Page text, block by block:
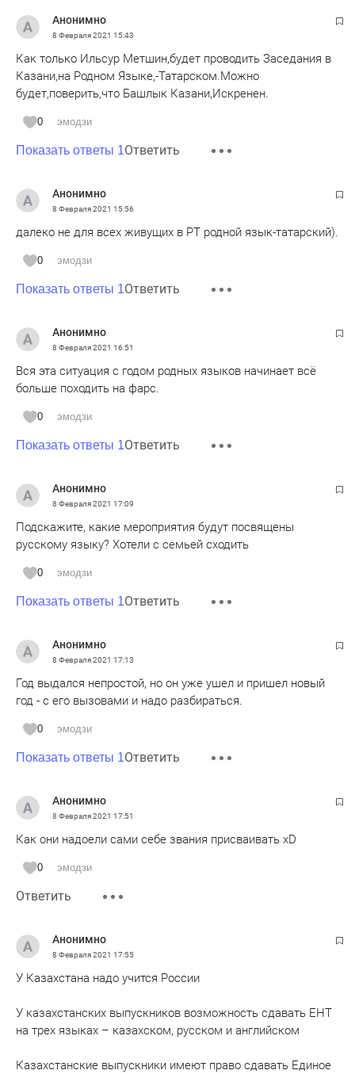
Анонимно
8 Февраля 2021 15:43
Как только Ильсур Метшин,будет проводить Заседания в
Казани,на Родном Языке,-Татарском.Можно
будет,поверить,что Башлык Казани,Искренен.
0 эмодзи
Показать ответы 1Ответить
Анонимно
8 Февраля 2021 15:56
далеко не для всех живущих в РТ родной язык-татарский).
0 эмодзи
Показать ответы 1Ответить
Анонимно
8 Февраля 2021 16:51
Вся эта ситуация с годом родных языков начинает всё
больше походить на фарс.
0 эмодзи
Показать ответы 1Ответить
Анонимно
8 Февраля 2021 17:09
Подскажите, какие мероприятия будут посвящены
русскому языку? Хотели с семьей сходить
0 эмодзи
Показать ответы 1Ответить
Анонимно
8 Февраля 2021 17:13
Год выдался непростой, но он уже ушел и пришел новый
год - с его вызовами и надо разбираться.
0 эмодзи
Показать ответы 1Ответить
Анонимно
8 Февраля 2021 17:51
Как они надоели сами себе звания присваивать хD
0 эмодзи
Ответить
Анонимно
8 Февраля 2021 17:55
У Казахстана надо учится России
У казахстанских выпускников возможность сдавать ЕНТ
на трех языках – казахском, русском и английском
Казахстанские выпускники имеют право сдавать Единое